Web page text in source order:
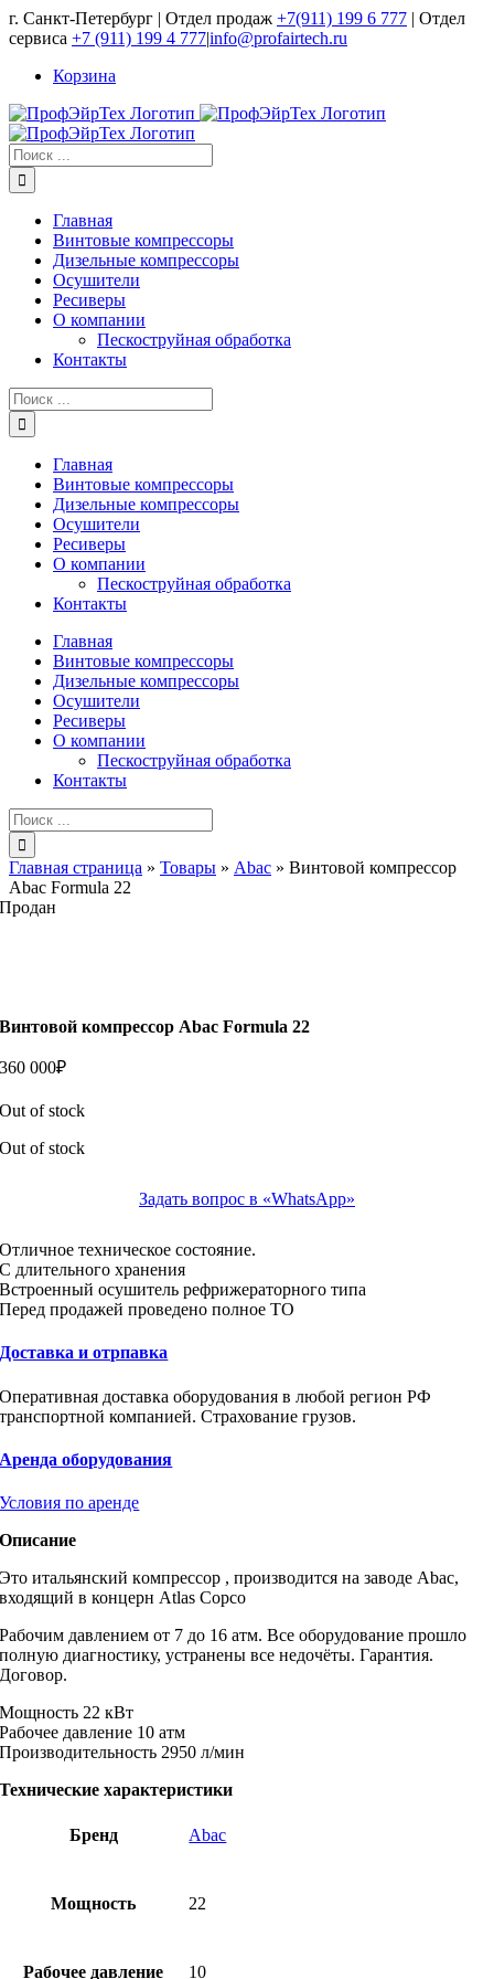
Skip
to
г. Санкт-Петербург | Отдел продаж +7(911) 199 6 777 | Отдел
сервиса +7 (911) 199 4 777|info@profairtech.ru
Корзина
Результат
поиска:
Главная
Винтовые компрессоры
Дизельные компрессоры
Осушители
Ресиверы
О компании
Пескоструйная обработка
Контакты
Результат
поиска:
Главная
Винтовые компрессоры
Дизельные компрессоры
Осушители
Ресиверы
О компании
Пескоструйная обработка
Контакты
Главная
Винтовые компрессоры
Дизельные компрессоры
Осушители
Ресиверы
О компании
Пескоструйная обработка
Контакты
Результат
поиска:
Главная страница » Товары » Abac » Винтовой компрессор
Abac Formula 22
Продан
Винтовой компрессор Abac Formula 22
360 000₽
Out of stock
Out of stock
Задать вопрос в «WhatsApp»
Отличное техническое состояние.
С длительного хранения
Встроенный осушитель рефрижераторного типа
Перед продажей проведено полное ТО
Доставка и отрпавка
Оперативная доставка оборудования в любой регион РФ
транспортной компанией. Страхование грузов.
Аренда оборудования
Условия по аренде
Описание
Это итальянский кoмпpеccop , производится на заводе Abac,
входящий в концерн Atlas Copco
Рабочим давлением от 7 до 16 атм. Все оборудование прошло
полную диагностику, устранены все недочёты. Гарантия.
Договор.
Moщность 22 кВт
Paбочеe дaвление 10 атм
Прoизвoдительноcть 2950 л/мин
Технические характеристики
Бренд Abac
Мощность 22
Рабочее давление 10